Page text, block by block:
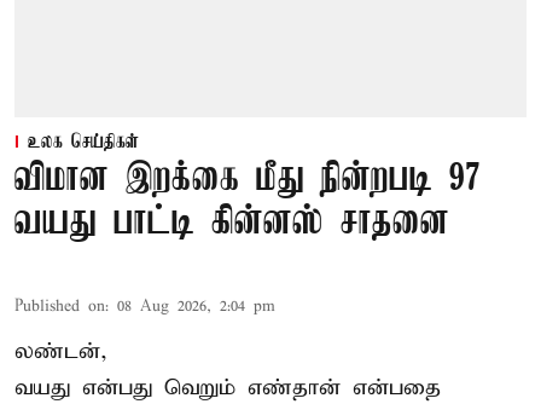
உலக செய்திகள்
விமான இறக்கை மீது நின்றபடி 97
வயது பாட்டி கின்னஸ் சாதனை
Published on: 08 Aug 2026, 2:04 pm
லண்டன்,
வயது என்பது வெறும் எண்தான் என்பதை